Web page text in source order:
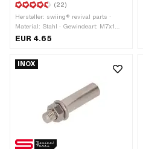
(22)
Hersteller: swiing® revival parts ·
Material: Stahl · Gewindeart: M7x1
(Standardgewinde) · Farbe: silber · Ø
Gesamtlänge: 43 mm
EUR 4.65
INOX